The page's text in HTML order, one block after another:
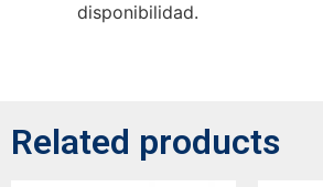
disponibilidad.
Related products